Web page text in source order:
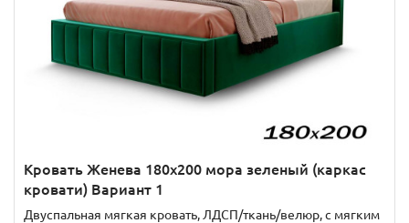
Кровать Женева 180х200 мора зеленый (каркас
кровати) Вариант 1
Двуспальная мягкая кровать, ЛДСП/ткань/велюр, с мягким